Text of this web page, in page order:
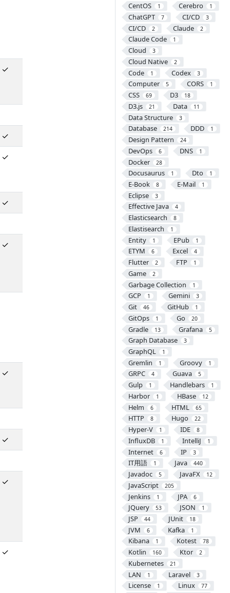
CentOS 1 Cerebro 1
ChatGPT 7 CI/CD 3
CI/CD 2 Claude 2
Claude Code 1
Cloud 3
Cloud Native 2
Code 1 Codex 3
Computer 5 CORS 1
CSS 69 D3 18
D3.js 21 Data 11
Data Structure 3
Database 214 DDD 1
Design Pattern 24
DevOps 6 DNS 1
Docker 28
Docusaurus 1 Dto 1
E-Book 8 E-Mail 1
Eclipse 3
Effective Java 4
Elasticsearch 8
Elastisearch 1
Entity 1 EPub 1
ETYM 6 Excel 4
Flutter 2 FTP 1
Game 2
Garbage Collection 1
GCP 1 Gemini 3
Git 46 GitHub 1
GitOps 1 Go 20
Gradle 13 Grafana 5
Graph Database 3
GraphQL 1
Gremlin 1 Groovy 1
GRPC 4 Guava 5
Gulp 1 Handlebars 1
Harbor 1 HBase 12
Helm 6 HTML 65
HTTP 8 Hugo 22
Hyper-V 1 IDE 8
InfluxDB 1 IntelliJ 1
Internet 6 IP 3
IT用語 1 Java 440
Javadoc 5 JavaFX 12
JavaScript 205
Jenkins 1 JPA 6
JQuery 53 JSON 1
JSP 44 JUnit 18
JVM 6 Kafka 1
Kibana 1 Kotest 78
Kotlin 160 Ktor 2
Kubernetes 21
LAN 1 Laravel 3
License 1 Linux 77
✓
✓
✓
✓
✓
✓
✓
✓
✓